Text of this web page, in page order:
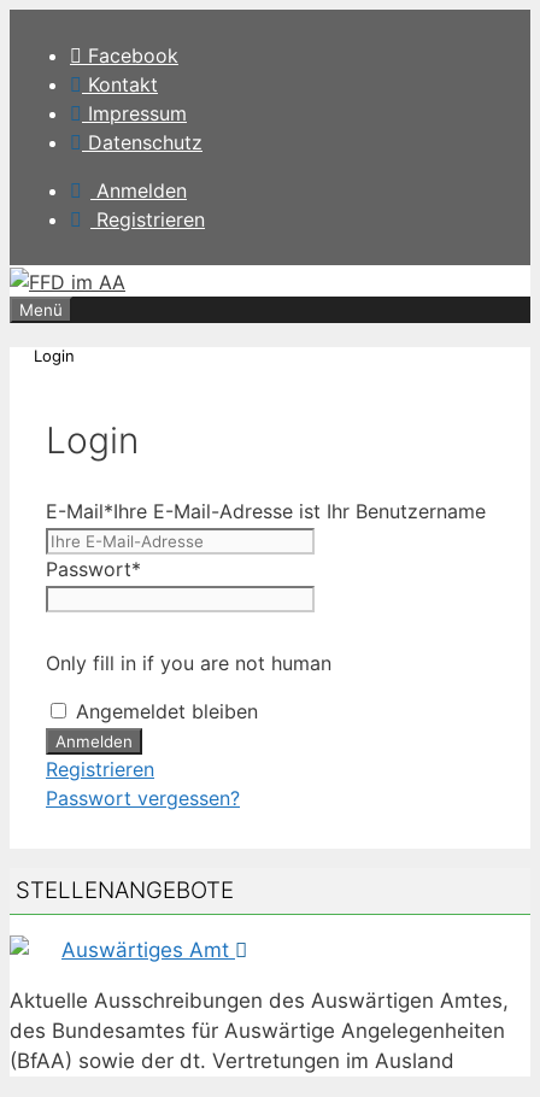
Inhalt
springen
Facebook
Kontakt
Impressum
Datenschutz
Anmelden
Registrieren
Menü
Login
Login
E-Mail*Ihre E-Mail-Adresse ist Ihr Benutzername
Passwort*
Only fill in if you are not human
Angemeldet bleiben
Registrieren
Passwort vergessen?
STELLENANGEBOTE
Auswärtiges Amt
Aktuelle Ausschreibungen des Auswärtigen Amtes,
des Bundesamtes für Auswärtige Angelegenheiten
(BfAA) sowie der dt. Vertretungen im Ausland